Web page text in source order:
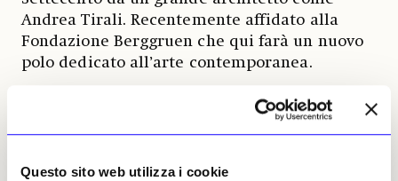
Questo sito web utilizza i cookie
Andrea Tirali. Recentemente affidato alla
Fondazione Berggruen che qui farà un nuovo
polo dedicato all’arte contemporanea.
Ma nel portafoglio immobiliare di Cdp, ad
esempio, sono anche Palazzo Gradenigo e
ed entrambi in cerca di ricollocazione. Il